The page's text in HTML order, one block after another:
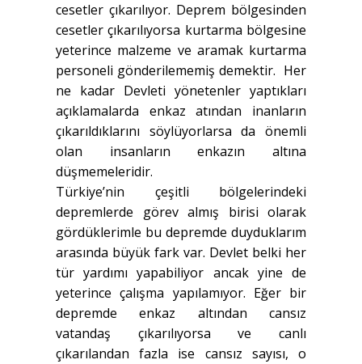
cesetler çıkarılıyor. Deprem bölgesinden
cesetler çıkarılıyorsa kurtarma bölgesine
yeterince malzeme ve aramak kurtarma
personeli gönderilememiş demektir. Her
ne kadar Devleti yönetenler yaptıkları
açıklamalarda enkaz atından inanların
çıkarıldıklarını söylüyorlarsa da önemli
olan insanların enkazın altına
düşmemeleridir.
Türkiye’nin çeşitli bölgelerindeki
depremlerde görev almış birisi olarak
gördüklerimle bu depremde duyduklarım
arasında büyük fark var. Devlet belki her
tür yardımı yapabiliyor ancak yine de
yeterince çalışma yapılamıyor. Eğer bir
depremde enkaz altından cansız
vatandaş çıkarılıyorsa ve canlı
çıkarılandan fazla ise cansız sayısı, o